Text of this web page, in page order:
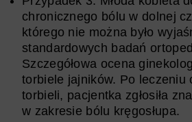
chronicznego bólu w dolnej
którego nie można było
standardowych badań
Szczegółowa ocena
torbiele jajników. Po leczeniu
torbieli, pacjentka zgłosiła
w zakresie bólu kręgosłupa.